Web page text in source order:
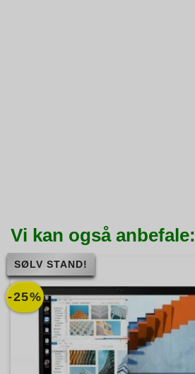
Vi kan også anbefale:
-25%
SØLV STAND!